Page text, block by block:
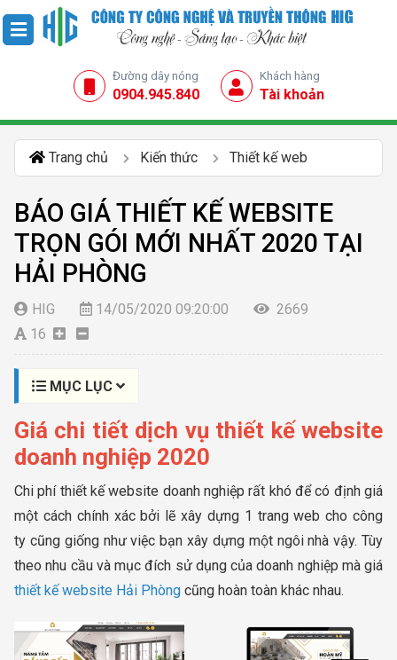
Đường dây nóng
0904.945.840
Khách hàng
Tài khoản
Trang chủ Kiến thức Thiết kế web
BÁO GIÁ THIẾT KẾ WEBSITE
TRỌN GÓI MỚI NHẤT 2020 TẠI
HẢI PHÒNG
HIG 14/05/2020 09:20:00
2669
16
MỤC LỤC
Giá chi tiết dịch vụ thiết kế website
doanh nghiệp 2020
Chi phí thiết kế website doanh nghiệp rất khó để có định giá
một cách chính xác bởi lẽ xây dựng 1 trang web cho công
ty cũng giống như việc bạn xây dựng một ngôi nhà vậy. Tùy
theo nhu cầu và mục đích sử dụng của doanh nghiệp mà giá
thiết kế website Hải Phòng cũng hoàn toàn khác nhau.